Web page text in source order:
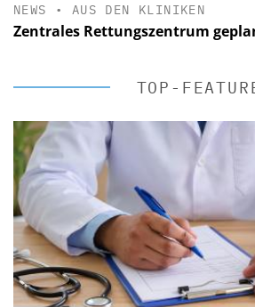
NEWS • AUS DEN KLINIKEN
Zentrales Rettungszentrum
TOP-